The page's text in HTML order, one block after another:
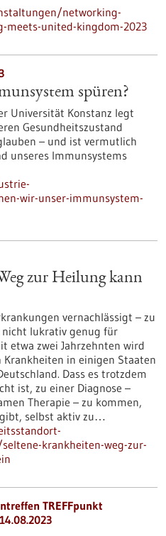
networking-
meets-united-kingdom-2023
spüren?
Universität Konstanz legt
Gesundheitszustand
– und ist vermutlich
unseres Immunsystems
wir-unser-immunsystem-
zur Heilung kann
vernachlässigt – zu
lukrativ genug für
etwa zwei Jahrzehnten wird
in einigen Staaten
Dass es trotzdem
ist, zu einer Diagnose –
Therapie – zu kommen,
selbst aktiv zu…
krankheiten-weg-zur-
TREFFpunkt